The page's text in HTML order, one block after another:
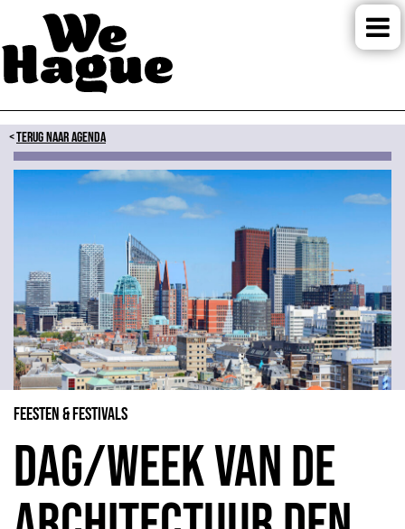
TERUG NAAR AGENDA
Feesten & Festivals
Dag/Week van de